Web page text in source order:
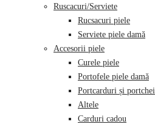
Ruscacuri/Serviete
Rucsacuri piele
Serviete piele damă
Accesorii piele
Curele piele
Portofele piele damă
Portcarduri și portchei
Altele
Carduri cadou